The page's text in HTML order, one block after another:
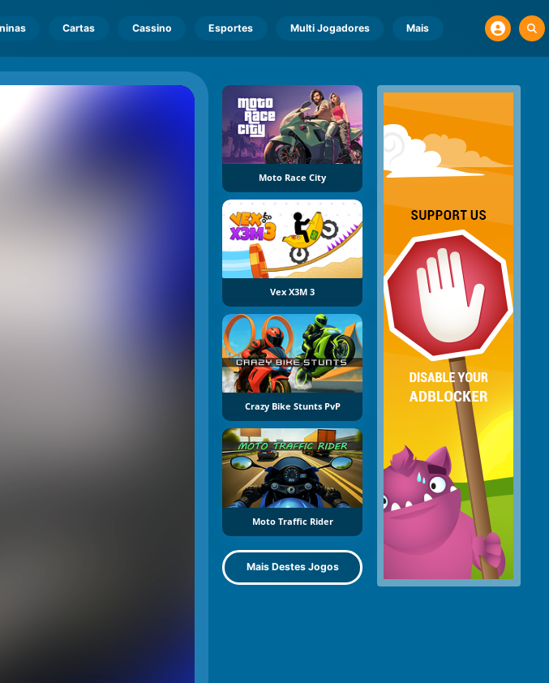
Cartas Cassino Esportes Multi Jogadores Mais
Moto Race City
Vex X3M 3
Crazy Bike Stunts PvP
Moto Traffic Rider
Mais Destes Jogos